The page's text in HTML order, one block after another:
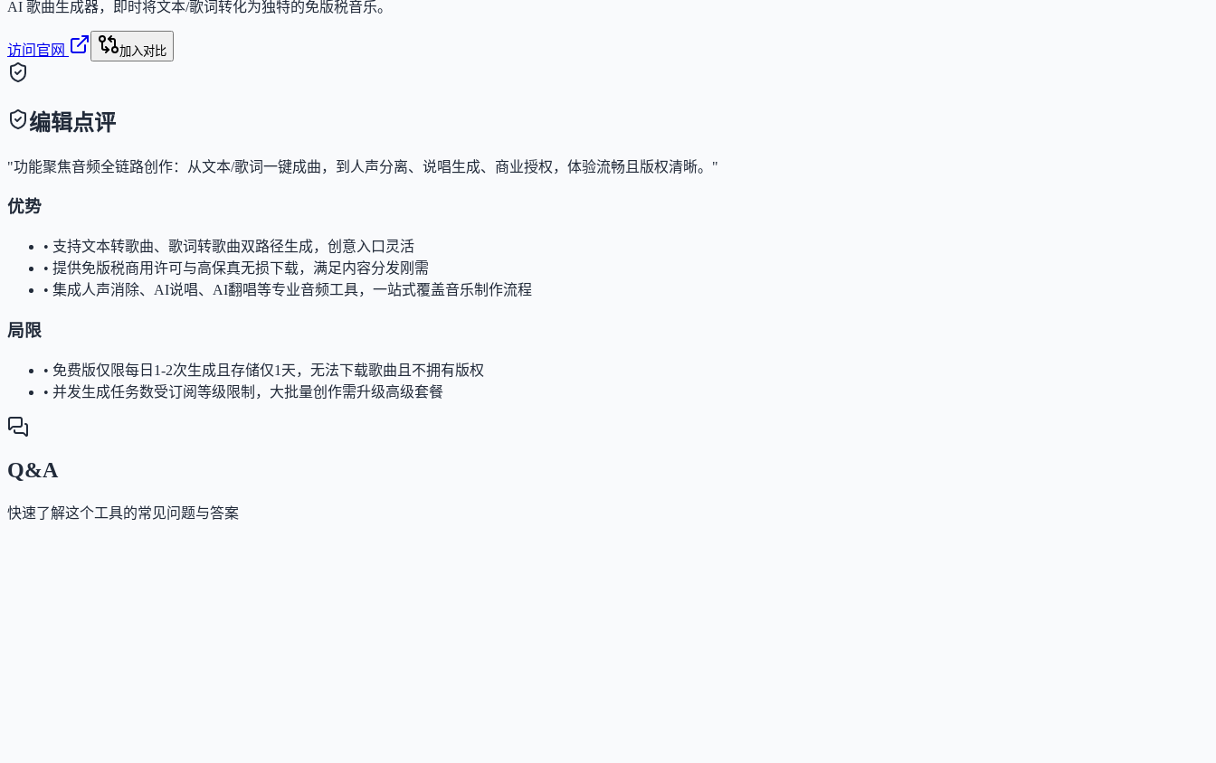
AI 歌曲生成器，即时将文本/歌词转化为独特的免版税音乐。
访问官网 加入对比
编辑点评
"功能聚焦音频全链路创作：从文本/歌词一键成曲，到人声分离、说唱生成、商业授权，体验流畅且版权清晰。"
优势
• 支持文本转歌曲、歌词转歌曲双路径生成，创意入口灵活
• 提供免版税商用许可与高保真无损下载，满足内容分发刚需
• 集成人声消除、AI说唱、AI翻唱等专业音频工具，一站式覆盖音乐制作流程
局限
• 免费版仅限每日1-2次生成且存储仅1天，无法下载歌曲且不拥有版权
• 并发生成任务数受订阅等级限制，大批量创作需升级高级套餐
Q&A
快速了解这个工具的常见问题与答案